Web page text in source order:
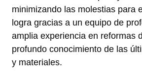
minimizando las molestias para
logra gracias a un equipo de
amplia experiencia en reformas
profundo conocimiento de las
y materiales.